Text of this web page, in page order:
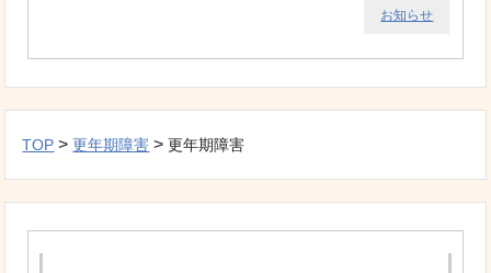
お知らせ
TOP >更年期障害 >更年期障害